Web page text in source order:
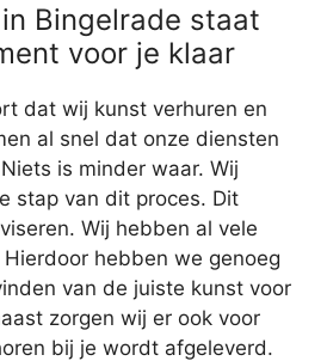
Bingelrade staat
voor je klaar
dat wij kunst verhuren en
al snel dat onze diensten
is minder waar. Wij
stap van dit proces. Dit
Wij hebben al vele
hebben we genoeg
van de juiste kunst voor
zorgen wij er ook voor
bij je wordt afgeleverd.